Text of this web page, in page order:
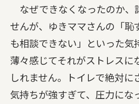
なぜできなくなったのか、
せんが、ゆきママさんの「恥
も相談できない」といった気
薄々感じてそれがストレスに
しれません。トイレで絶対に
気持ちが強すぎて、圧力にな